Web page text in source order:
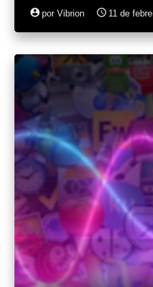
account_circle por Vibrion access_time 11 de